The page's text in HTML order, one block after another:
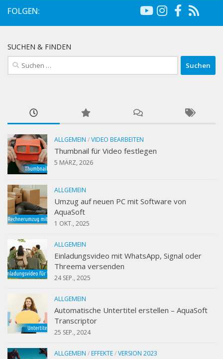
FOLGEN:
SUCHEN & FINDEN
Suchen
nach:
ALLGEMEIN /VIDEO BEARBEITEN
Thumbnail für Video festlegen
5 MÄRZ, 2026
ALLGEMEIN
Umzug auf neuen PC mit Software von
AquaSoft
1 OKT., 2025
ALLGEMEIN
Einladungsvideo mit WhatsApp, Signal oder
Threema versenden
24 SEP., 2025
ALLGEMEIN
Automatische Untertitel erstellen – AquaSoft
Transcriptor
25 SEP., 2024
ALLGEMEIN / EFFEKTE/VERSION 2023